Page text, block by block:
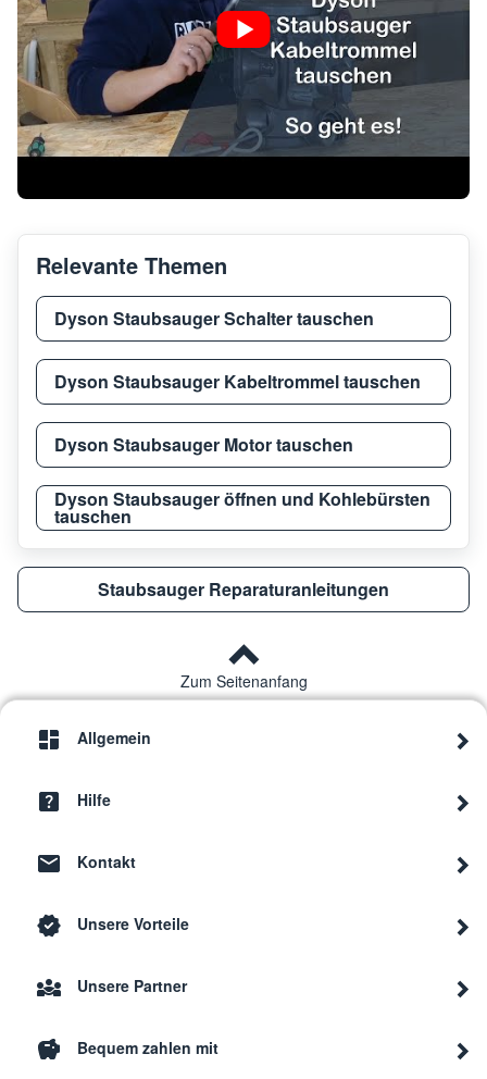
Relevante Themen
Dyson Staubsauger Schalter tauschen
Dyson Staubsauger Kabeltrommel tauschen
Dyson Staubsauger Motor tauschen
Dyson Staubsauger öffnen und Kohlebürsten
tauschen
Staubsauger Reparaturanleitungen
Zum Seitenanfang
Allgemein
Hilfe
Kontakt
Unsere Vorteile
Unsere Partner
Bequem zahlen mit